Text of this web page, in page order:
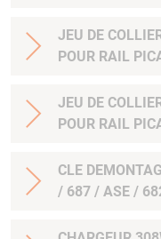
JEU DE
POUR RAIL
JEU DE
POUR RAIL
CLE
/ 687 / ASE /